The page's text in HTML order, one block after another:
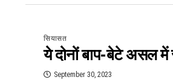
सियासत
ये दोनों बाप-बेटे असल में
September 30, 2023